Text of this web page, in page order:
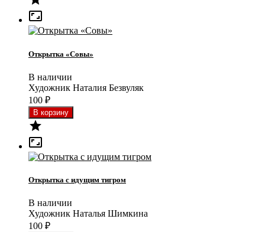

Открытка «Совы»
В наличии
Художник Наталия Безвуляк
100 ₽


Открытка с идущим тигром
В наличии
Художник Наталья Шимкина
100 ₽